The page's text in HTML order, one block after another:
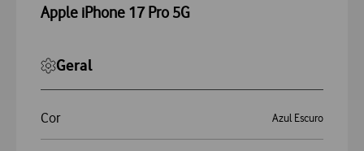
Apple iPhone 17 Pro 5G
Geral
Cor Azul Escuro